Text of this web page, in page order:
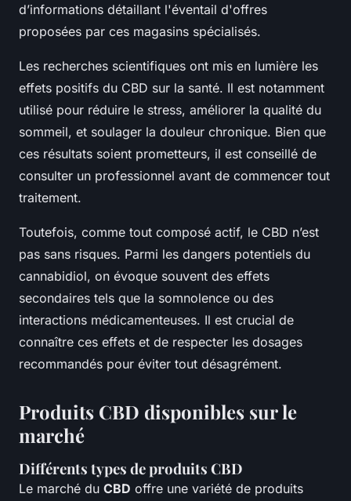
d’informations détaillant l'éventail d'offres
proposées par ces magasins spécialisés.
Les recherches scientifiques ont mis en lumière les
effets positifs du CBD sur la santé. Il est notamment
utilisé pour réduire le stress, améliorer la qualité du
sommeil, et soulager la douleur chronique. Bien que
ces résultats soient prometteurs, il est conseillé de
consulter un professionnel avant de commencer tout
traitement.
Toutefois, comme tout composé actif, le CBD n’est
pas sans risques. Parmi les dangers potentiels du
cannabidiol, on évoque souvent des effets
secondaires tels que la somnolence ou des
interactions médicamenteuses. Il est crucial de
connaître ces effets et de respecter les dosages
recommandés pour éviter tout désagrément.
Produits CBD disponibles sur le
marché
Différents types de produits CBD
Le marché du CBD offre une variété de produits